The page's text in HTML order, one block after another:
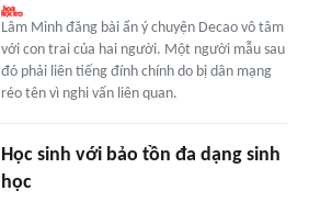
Lâm Minh đăng bài ẩn ý chuyện Decao vô tâm
với con trai của hai người. Một người mẫu sau
đó phải liên tiếng đính chính do bị dân mạng
réo tên vì nghi vấn liên quan.
Học sinh với bảo tồn đa dạng sinh
học